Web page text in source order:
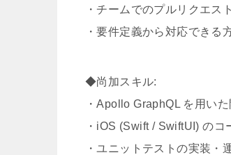
・チームでのプルリクエス
・要件定義から対応できる
◆尚加スキル:
・Apollo GraphQL を用い
・iOS (Swift / SwiftUI) の
・ユニットテストの実装・